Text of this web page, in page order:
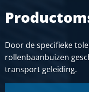
Door de specifieke
rollenbaanbuizen
transport geleiding.